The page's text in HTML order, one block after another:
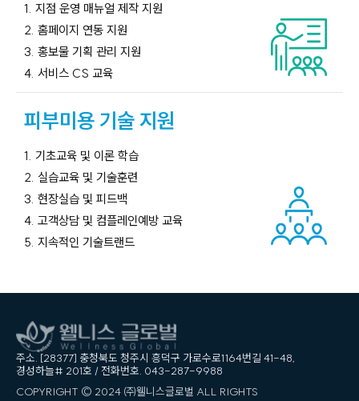
1. 지점 운영 매뉴얼 제작 지원
2. 홈페이지 연동 지원
3. 홍보물 기획 관리 지원
4. 서비스 CS 교육
피부미용 기술 지원
1. 기초교육 및 이론 학습
2. 실습교육 및 기술훈련
3. 현장실습 및 피드백
4. 고객상담 및 컴플레인예방 교육
5. 지속적인 기술트랜드
주소. [28377] 충청북도 청주시 흥덕구 가로수로1164번길 41-48,
경성하늘# 201호 / 전화번호. 043-287-9988
COPYRIGHT © 2024 ㈜웰니스글로벌 ALL RIGHTS